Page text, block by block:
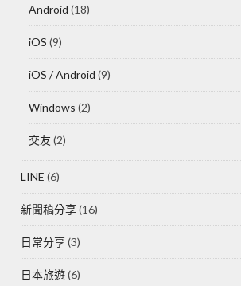
Android (18)
iOS (9)
iOS / Android (9)
Windows (2)
交友 (2)
LINE (6)
新聞稿分享(16)
日常分享(3)
日本旅遊(6)